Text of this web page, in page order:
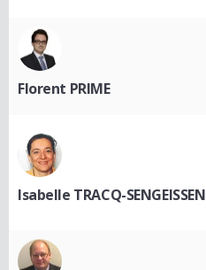
Florent PRIME
Isabelle TRACQ-SENGEISSEN